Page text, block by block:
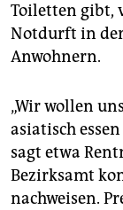
­Toiletten gibt,
Notdurft in
Anwohnern.
„Wir wollen
asiatisch
sagt etwa
Bezirksamt
nachweisen.